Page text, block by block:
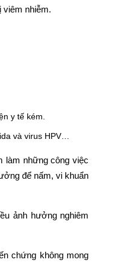
viêm nhiễm.
y tế kém.
và virus HPV…
làm những công việc
để nấm, vi khuẩn
ảnh hưởng nghiêm
chứng không mong